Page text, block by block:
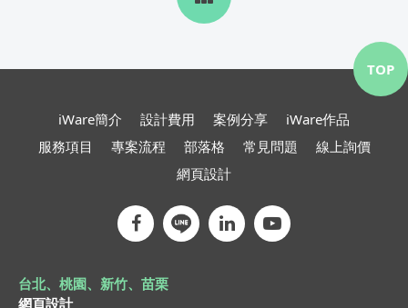
iWare簡介 設計費用 案例分享
iWare作品
服務項目
專案流程 部落格 常見問題
線上詢價
網頁設計
台北、桃園、新竹、苗栗
網頁設計
TOP